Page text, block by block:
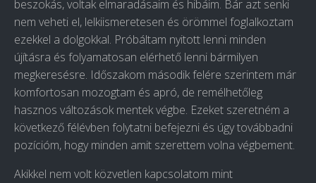
beszokás, voltak elmaradásaim és hibáim. Bár azt senki
nem veheti el, lelkiismeretesen és örömmel foglalkoztam
ezekkel a dolgokkal. Próbáltam nyitott lenni minden
újításra és folyamatosan elérhető lenni bármilyen
megkeresésre. Időszakom második felére szerintem már
komfortosan mozogtam és apró, de remélhetőleg
hasznos változások mentek végbe. Ezeket szeretném a
következő félévben folytatni befejezni és úgy továbbadni
pozícióm, hogy minden amit szerettem volna végbement.
Akikkel nem volt közvetlen kapcsolatom mint